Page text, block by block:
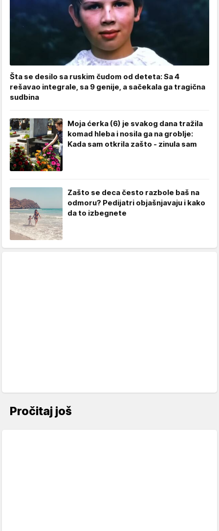
Šta se desilo sa ruskim čudom od deteta: Sa 4
rešavao integrale, sa 9 genije, a sačekala ga tragična
sudbina
Moja ćerka (6) je svakog dana tražila
komad hleba i nosila ga na groblje:
Kada sam otkrila zašto - zinula sam
Zašto se deca često razbole baš na
odmoru? Pedijatri objašnjavaju i kako
da to izbegnete
Pročitaj još